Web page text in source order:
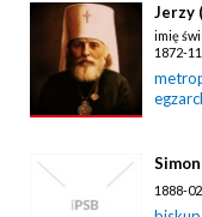
Jerzy
imię
1872-
1888-